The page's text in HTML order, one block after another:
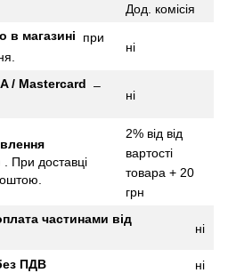
Дод. комісія
в магазині при
ні
/ Mastercard –
ні
При доставці
2% від від
вартості
товара + 20
грн
частинами від
ні
ПДВ
ні